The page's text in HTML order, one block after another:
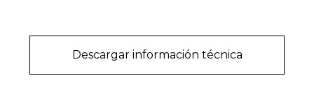
Descargar información técnica